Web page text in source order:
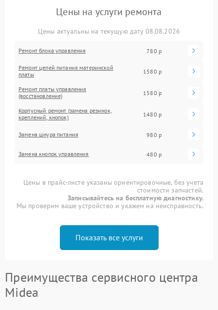
Цены на услуги ремонта
Цены актуальны на текущую дату 08.08.2026
Ремонт блока управления 780 р
Ремонт цепей питания материнской
платы
1580 р
Ремонт платы управления
(восстановление)
1580 р
Корпусный ремонт (замена резинок,
креплений, кнопок)
1480 р
Замена шнура питания 980 р
Замена кнопок управления 480 р
Цены в прайс-листе указаны ориентировочные, без учета
стоимости запчастей.
Записывайтесь на бесплатную диагностику.
Мы проверим ваше устройство и укажем на неисправность.
Показать все услуги
Преимущества сервисного центра
Midea